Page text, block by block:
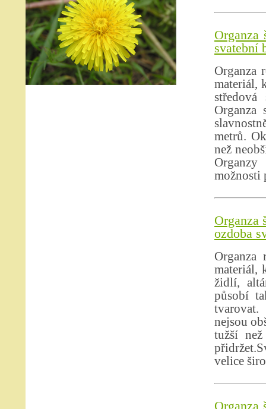
Organza
svatební
Organza
materiál,
Organza
metrů.
než
možnosti
Organza
ozdoba
materiál,
židlí,
působí
nejsou
tužší
velice
Organza